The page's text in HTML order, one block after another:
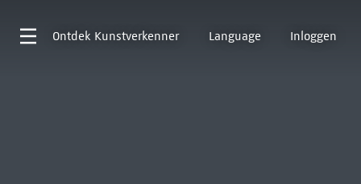
Ontdek Kunstverkenner Language Inloggen